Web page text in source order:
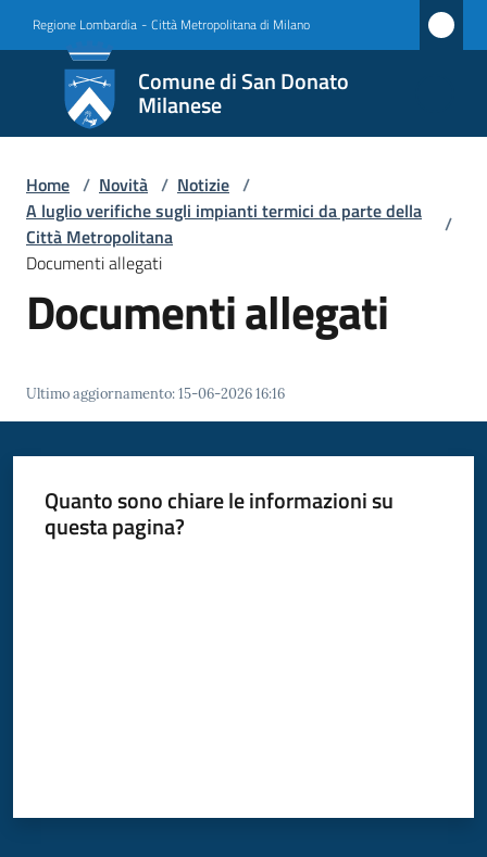
Regione Lombardia - Città Metropolitana di Milano
Comune di San Donato
Milanese
Comune
di San
Donato
Milanese
Amministrazione
Novità
Servizi
Donato
Milanese
Home / Novità / Notizie /
A luglio verifiche sugli impianti termici da parte della
Città Metropolitana
/
Documenti allegati
Documenti allegati
Ultimo aggiornamento:15-06-2026 16:16
Quanto sono chiare le informazioni su
questa pagina?